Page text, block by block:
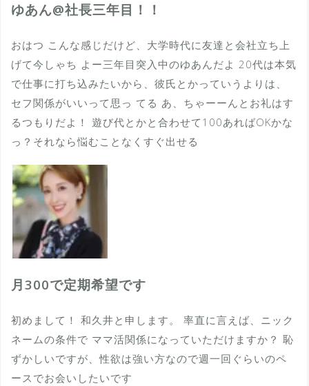
ゆあん@社長三年目！！
おはつ こんな感じだけど、大学時代に友達と会社立ち上
げて今しゃち よー三年目突入中のゆあんだよ 20代は本気
で仕事に打ち込みたいから、彼氏とかっていうよりは、
セフ関係がいいって思っ てる あ、ちゃーーんとお礼はす
るつもりだよ！ 遊び代とかと合わせて100あればOKかな
っ？それなら悩むことなくすぐ出せる
月300で定期希望です
初めまして！ 和久井と申します。 率直に言えば、ニック
ネームの条件で ママ活関係になっていただけますか？ 恥
ずかしいですが、性欲は強い方なので週一回ぐらいのペ
ースでお会いしたいです